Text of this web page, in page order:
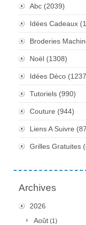
Abc (2039)
Idées Cadeaux
Broderies
Noël (1308)
Idées Déco
Tutoriels (990)
Couture (944)
Liens A Suivre
Grilles Gratuites
Archives
2026
Août (1)